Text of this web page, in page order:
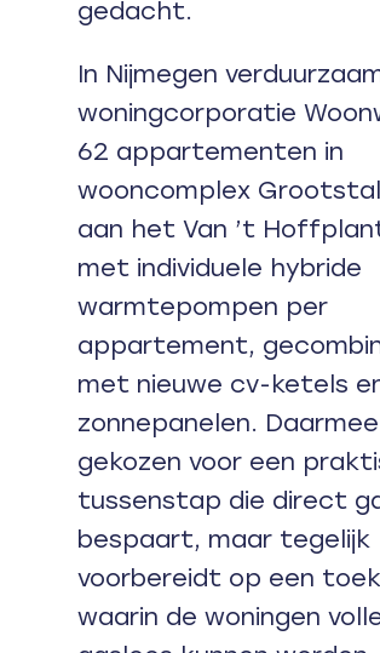
gedacht.
In Nijmegen
woningcorporatie
62 appartementen in
wooncomplex
aan het Van ’t
met individuele hybride
warmtepompen per
appartement,
met nieuwe cv-ketels
zonnepanelen.
gekozen voor een
tussenstap die direct
bespaart, maar tegelijk
voorbereidt op een
waarin de woningen